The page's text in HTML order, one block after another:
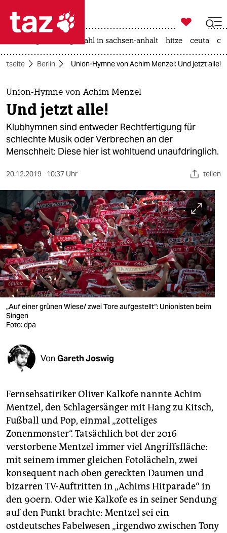
 taz zahl ich
taz zahl ich
themen
politik
öko
sport
berlin
nord
wahrheit
verlag
verlag
shop
fragen & hilfe
unterstützen
abo
genossenschaft
epaper login

taz zahl ich
landtagswahl in sachsen-anhalt hitze ceuta
Berlin Union-Hymne von Achim Menzel: Und jetzt alle!
Union-Hymne von Achim Menzel
Und jetzt alle!
Klubhymnen sind entweder Rechtfertigung für
schlechte Musik oder Verbrechen an der
Menschheit: Diese hier ist wohltuend unaufdringlich.
20.12.2019 10:37 Uhr teilen
„Auf einer grünen Wiese/ zwei Tore aufgestellt“: Unionisten beim
Singen
Foto: dpa
Von Gareth Joswig
Fernsehsatiriker Oliver Kalkofe nannte Achim
Mentzel, den Schlagersänger mit Hang zu Kitsch,
Fußball und Pop, einmal „zotteliges
Zonenmonster“. Tatsächlich bot der 2016
verstorbene Mentzel immer viel Angriffsfläche:
mit seinem immer gleichen Fotolächeln, zwei
konsequent nach oben gereckten Daumen und
bizarren TV-Auftritten in „Achims Hitparade“ in
den 90ern. Oder wie Kalkofe es in seiner Sendung
auf den Punkt brachte: Mentzel sei ein
ostdeutsches Fabelwesen „irgendwo zwischen Tony